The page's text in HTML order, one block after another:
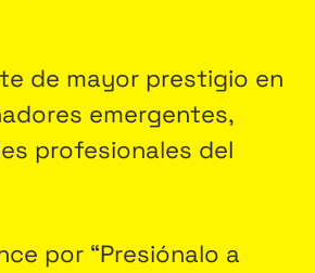
de mayor prestigio en
emergentes,
profesionales del
por “Presiónalo a